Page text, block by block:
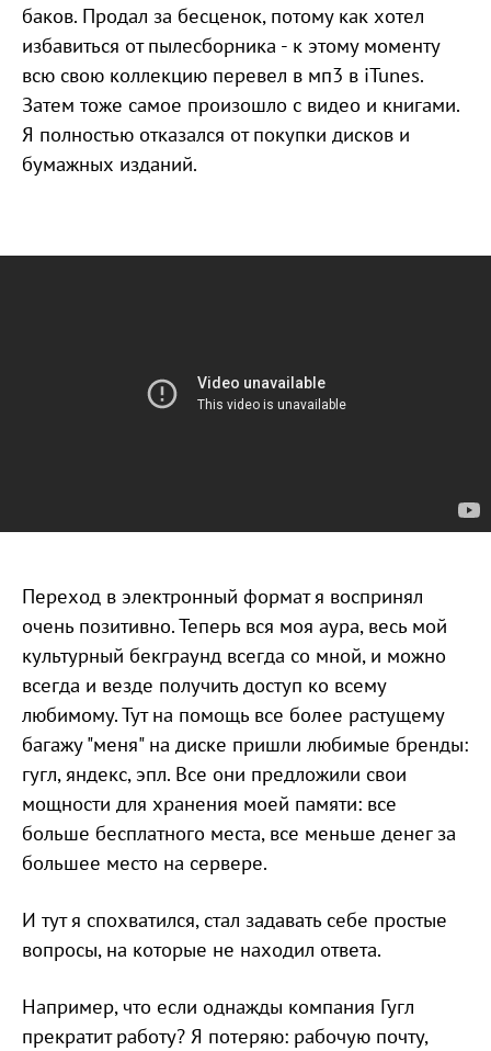
баков. Продал за бесценок, потому как хотел
избавиться от пылесборника - к этому моменту
всю свою коллекцию перевел в мп3 в iTunes.
Затем тоже самое произошло с видео и книгами.
Я полностью отказался от покупки дисков и
бумажных изданий.
Переход в электронный формат я воспринял
очень позитивно. Теперь вся моя аура, весь мой
культурный бекграунд всегда со мной, и можно
всегда и везде получить доступ ко всему
любимому. Тут на помощь все более растущему
багажу "меня" на диске пришли любимые бренды:
гугл, яндекс, эпл. Все они предложили свои
мощности для хранения моей памяти: все
больше бесплатного места, все меньше денег за
большее место на сервере.
И тут я спохватился, стал задавать себе простые
вопросы, на которые не находил ответа.
Например, что если однажды компания Гугл
прекратит работу? Я потеряю: рабочую почту,